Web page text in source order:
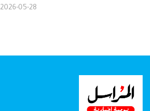
2026-05-28 07:34:11